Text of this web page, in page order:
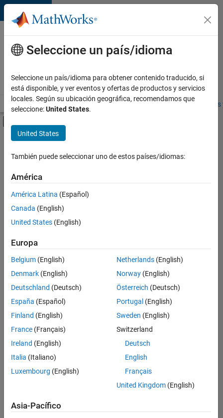
Saltar al contenido
Ofertas
de
empleo
MathWorks
Visión general Búsqueda de empleo Oficinas locales
Contenido principal
FILTRADO POR
Marketing Services
Business Model Team
Ordenar por
Guardar
empleos
seleccionados
No se
han
traducido
todos
los
empleos.
Busque
por
ubicación
todos
Seleccione un país/idioma
Seleccione un país/idioma para obtener contenido traducido, si
está disponible, y ver eventos y ofertas de productos y servicios
locales. Según su ubicación geográfica, recomendamos que
seleccione:United States.
United States
También puede seleccionar uno de estos países/idiomas:
América
América Latina (Español)
Canada (English)
United States (English)
Europa
Belgium (English)
Denmark (English)
Deutschland (Deutsch)
España (Español)
Finland (English)
France (Français)
Ireland (English)
Italia (Italiano)
Luxembourg (English)
Netherlands(English)
Norway(English)
Österreich (Deutsch)
Portugal (English)
Sweden (English)
Switzerland
Deutsch
English
Français
United Kingdom(English)
Asia-Pacífico